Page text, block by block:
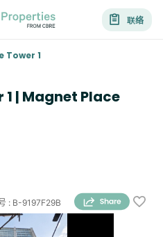
联络
Tower 1
| Magnet Place
: B-9197F29B